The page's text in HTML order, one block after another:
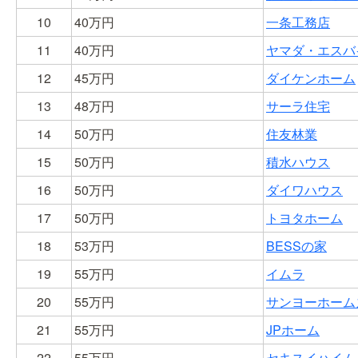
10
40万円 一条工務店
11
40万円 ヤマダ・エス
12
45万円 ダイケンホーム
13
48万円 サーラ住宅
14
50万円 住友林業
15
50万円 積水ハウス
16
50万円 ダイワハウス
17
50万円 トヨタホーム
18
53万円 BESSの家
19
55万円 イムラ
20
55万円 サンヨーホー
21
55万円 JPホーム